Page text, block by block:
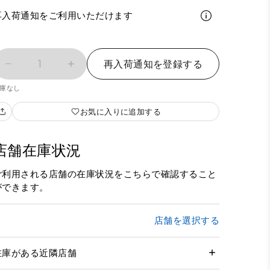
入荷通知をご利用いただけます
1 再入荷通知を登録する
なし
お気に入りに追加する
舗在庫状況
利用される店舗の在庫状況をこちらで確認すること
きます。
店舗を選択する
庫がある近隣店舗